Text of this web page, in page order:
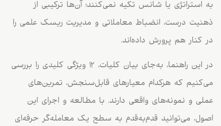
به استراتژی یا شانس تکیه نمی‌کنند؛ آن‌ها ترکیبی از
ذهنیت درست، انضباط معاملاتی و مدیریت ریسک علمی را
در کنار هم پرورش داده‌اند.
در این راهنما، به‌جای بیان کلیات، ۱۲ ویژگی کلیدی را بررسی
می‌کنیم که هرکدام معیارهای قابل‌سنجش، تمرین‌های
عملی و نمونه‌های واقعی دارند. با مطالعه و اجرای این
اصول، می‌توانید قدم‌به‌قدم به سطح یک معامله‌گر حرفه‌ای